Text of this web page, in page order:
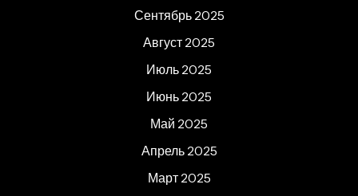
Сентябрь 2025
Август 2025
Июль 2025
Июнь 2025
Май 2025
Апрель 2025
Март 2025